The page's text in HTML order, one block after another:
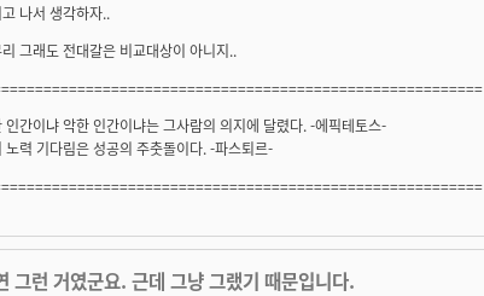
나서 생각하자..
그래도 전대갈은 비교대상이 아니지..
인간이냐 악한 인간이냐는 그사람의 의지에 달렸다. -에픽테토스-
노력 기다림은 성공의 주춧돌이다. -파스퇴르-
그런 거였군요. 근데 그냥 그랬기 때문입니다.